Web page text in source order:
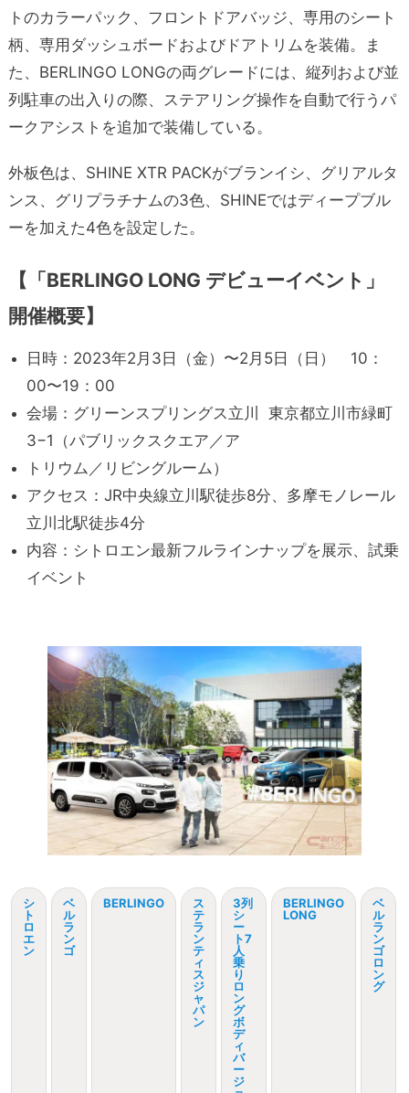
トのカラーパック、フロントドアバッジ、専用のシート
柄、専用ダッシュボードおよびドアトリムを装備。ま
た、BERLINGO LONGの両グレードには、縦列および並
列駐車の出入りの際、ステアリング操作を自動で行うパ
ークアシストを追加で装備している。
外板色は、SHINE XTR PACKがブランイシ、グリアルタ
ンス、グリプラチナムの3色、SHINEではディープブル
ーを加えた4色を設定した。
【「BERLINGO LONG デビューイベント」
開催概要】
日時：2023年2月3日（金）〜2月5日（日） 10：
00〜19：00
会場：グリーンスプリングス立川 東京都立川市緑町
3−1（パブリックスクエア／ア
トリウム／リビングルーム）
アクセス：JR中央線立川駅徒歩8分、多摩モノレール
立川北駅徒歩4分
内容：シトロエン最新フルラインナップを展示、試乗
イベント
シ
ト
ロ
エ
ン
ベ
ル
ラ
ン
ゴ
BERLINGO
ス
テ
ラ
ン
テ
ィ
ス
ジ
ャ
パ
ン
3列
シ
ー
ト7
人
乗
り
ロ
ン
グ
ボ
デ
ィ
バ
ー
ジ
BERLINGO
LONG
ベ
ル
ラ
ン
ゴ
ロ
ン
グ